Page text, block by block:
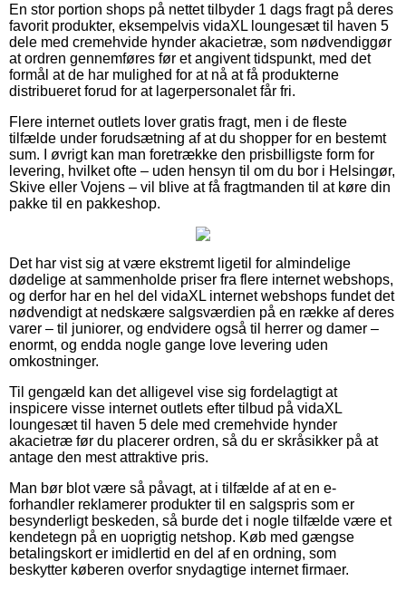
En stor portion shops på nettet tilbyder 1 dags fragt på deres
favorit produkter, eksempelvis vidaXL loungesæt til haven 5
dele med cremehvide hynder akacietræ, som nødvendiggør
at ordren gennemføres før et angivent tidspunkt, med det
formål at de har mulighed for at nå at få produkterne
distribueret forud for at lagerpersonalet får fri.
Flere internet outlets lover gratis fragt, men i de fleste
tilfælde under forudsætning af at du shopper for en bestemt
sum. I øvrigt kan man foretrække den prisbilligste form for
levering, hvilket ofte – uden hensyn til om du bor i Helsingør,
Skive eller Vojens – vil blive at få fragtmanden til at køre din
pakke til en pakkeshop.
Det har vist sig at være ekstremt ligetil for almindelige
dødelige at sammenholde priser fra flere internet webshops,
og derfor har en hel del vidaXL internet webshops fundet det
nødvendigt at nedskære salgsværdien på en række af deres
varer – til juniorer, og endvidere også til herrer og damer –
enormt, og endda nogle gange love levering uden
omkostninger.
Til gengæld kan det alligevel vise sig fordelagtigt at
inspicere visse internet outlets efter tilbud på vidaXL
loungesæt til haven 5 dele med cremehvide hynder
akacietræ før du placerer ordren, så du er skråsikker på at
antage den mest attraktive pris.
Man bør blot være så påvagt, at i tilfælde af at en e-
forhandler reklamerer produkter til en salgspris som er
besynderligt beskeden, så burde det i nogle tilfælde være et
kendetegn på en uoprigtig netshop. Køb med gængse
betalingskort er imidlertid en del af en ordning, som
beskytter køberen overfor snydagtige internet firmaer.